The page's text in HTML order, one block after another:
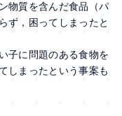
物質を含んだ食品（パ
ず，困ってしまったと
子に問題のある食物を
しまったという事案も